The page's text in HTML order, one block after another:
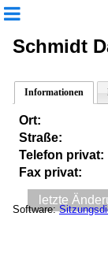
Schmidt
Informationen
Ort:
Straße:
Telefon privat:
Fax privat:
letzte
Software: